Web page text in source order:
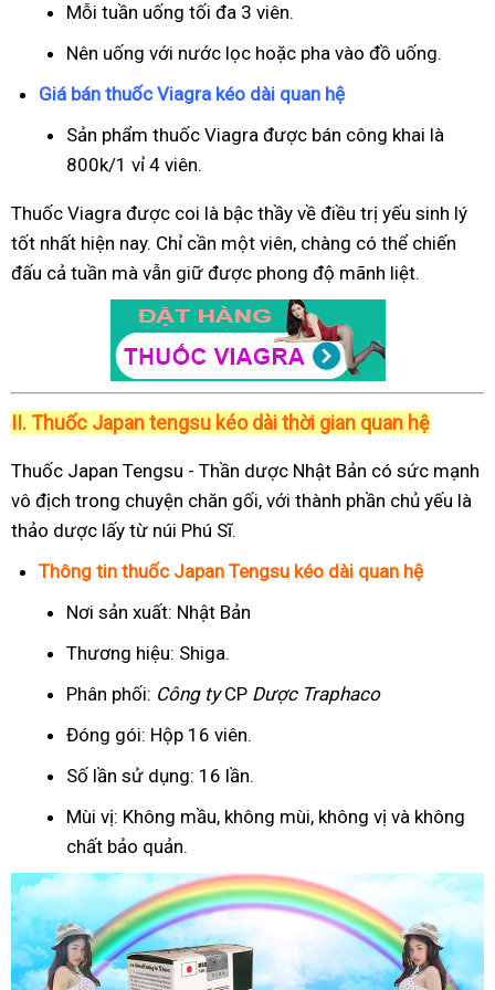
Mỗi tuần uống tối đa 3 viên.
Nên uống với nước lọc hoặc pha vào đồ uống.
Giá bán thuốc Viagra kéo dài quan hệ
Sản phẩm thuốc Viagra được bán công khai là
800k/1 vỉ 4 viên.
Thuốc Viagra được coi là bậc thầy về điều trị yếu sinh lý
tốt nhất hiện nay. Chỉ cần một viên, chàng có thể chiến
đấu cả tuần mà vẫn giữ được phong độ mãnh liệt.
II. Thuốc Japan tengsu kéo dài thời gian quan hệ
Thuốc Japan Tengsu - Thần dược Nhật Bản có sức mạnh
vô địch trong chuyện chăn gối, với thành phần chủ yếu là
thảo dược lấy từ núi Phú Sĩ.
Thông tin thuốc Japan Tengsu kéo dài quan hệ
Nơi sản xuất: Nhật Bản
Thương hiệu: Shiga.
Phân phối: Công tyCP Dược Traphaco
Đóng gói: Hộp 16 viên.
Số lần sử dụng: 16 lần.
Mùi vị: Không mầu, không mùi, không vị và không
chất bảo quản.